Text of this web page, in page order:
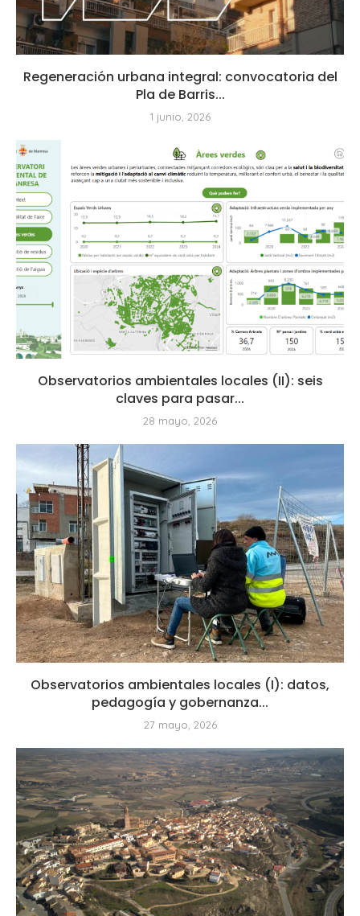
Regeneración urbana integral: convocatoria del
Pla de Barris...
1 junio, 2026
Observatorios ambientales locales (II): seis
claves para pasar...
28 mayo, 2026
Observatorios ambientales locales (I): datos,
pedagogía y gobernanza...
27 mayo, 2026